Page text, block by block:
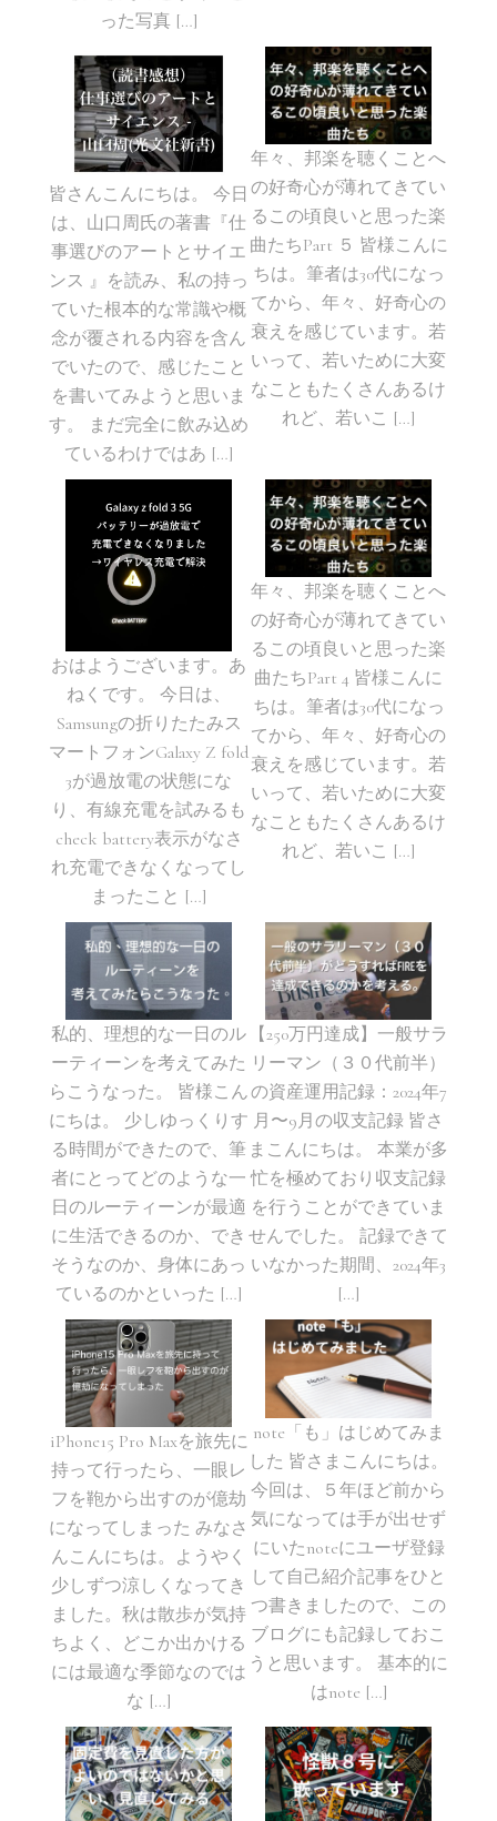
った写真 […]
皆さんこんにちは。 今日
は、山口周氏の著書『仕
事選びのアートとサイエ
ンス 』を読み、私の持っ
ていた根本的な常識や概
念が覆される内容を含ん
でいたので、感じたこと
を書いてみようと思いま
す。 まだ完全に飲み込め
ているわけではあ […]
年々、邦楽を聴くことへ
の好奇心が薄れてきてい
るこの頃良いと思った楽
曲たちPart ５ 皆様こんに
ちは。筆者は30代になっ
てから、年々、好奇心の
衰えを感じています。若
いって、若いために大変
なこともたくさんあるけ
れど、若いこ […]
おはようございます。あ
ねくです。 今日は、
Samsungの折りたたみス
マートフォンGalaxy Z fold
3が過放電の状態にな
り、有線充電を試みるも
check battery表示がなさ
れ充電できなくなってし
まったこと […]
年々、邦楽を聴くことへ
の好奇心が薄れてきてい
るこの頃良いと思った楽
曲たちPart 4 皆様こんに
ちは。筆者は30代になっ
てから、年々、好奇心の
衰えを感じています。若
いって、若いために大変
なこともたくさんあるけ
れど、若いこ […]
私的、理想的な一日のル
ーティーンを考えてみた
らこうなった。 皆様こん
にちは。 少しゆっくりす
る時間ができたので、筆
者にとってどのような一
日のルーティーンが最適
に生活できるのか、でき
そうなのか、身体にあっ
ているのかといった […]
【250万円達成】一般サラ
リーマン（３０代前半）
の資産運用記録：2024年7
月〜9月の収支記録 皆さ
まこんにちは。 本業が多
忙を極めており収支記録
を行うことができていま
せんでした。 記録できて
いなかった期間、2024年3
[…]
iPhone15 Pro Maxを旅先に
持って行ったら、一眼レ
フを鞄から出すのが億劫
になってしまった みなさ
んこんにちは。ようやく
少しずつ涼しくなってき
ました。秋は散歩が気持
ちよく、どこか出かける
には最適な季節なのでは
な […]
note「も」はじめてみま
した 皆さまこんにちは。
今回は、５年ほど前から
気になっては手が出せず
にいたnoteにユーザ登録
して自己紹介記事をひと
つ書きましたので、この
ブログにも記録しておこ
うと思います。 基本的に
はnote […]